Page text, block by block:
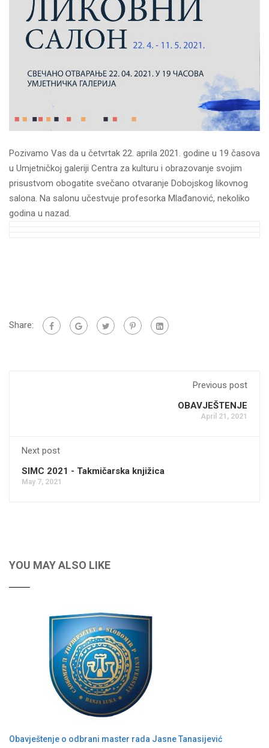
Pozivamo Vas da u četvrtak 22. aprila 2021. godine u 19 časova
u Umjetničkoj galeriji Centra za kulturu i obrazovanje svojim
prisustvom obogatite svečano otvaranje Dobojskog likovnog
salona. Na salonu učestvuje profesorka Mlađanović, nekoliko
godina u nazad.
Share:
Previous post
OBAVJEŠTENJE
April 21, 2021
Next post
SIMC 2021 - Takmičarska knjižica
May 7, 2021
YOU MAY ALSO LIKE
Obavještenje o odbrani master rada Jasne Tanasijević